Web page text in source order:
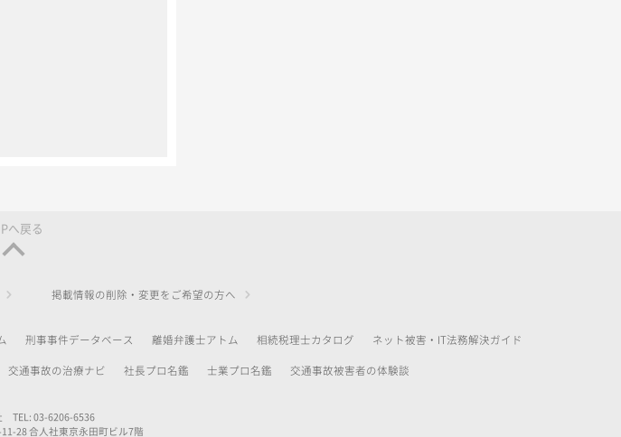
へ戻る
掲載情報の削除・変更をご希望の方へ
刑事事件データベース 離婚弁護士アトム 相続税理士カタログ ネット被害・IT法務解決ガイド
交通事故の治療ナビ 社長プロ名鑑 士業プロ名鑑 交通事故被害者の体験談
TEL: 03-6206-6536
28 合人社東京永田町ビル7階